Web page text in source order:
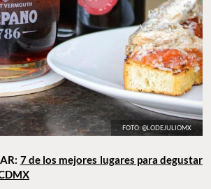
FOTO: @LODEJULIOMX
7 de los mejores lugares para degustar